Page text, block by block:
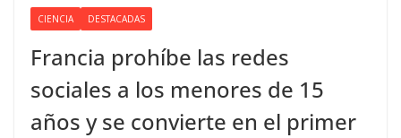
CIENCIA DESTACADAS
Francia prohíbe las redes
sociales a los menores de 15
años y se convierte en el primer